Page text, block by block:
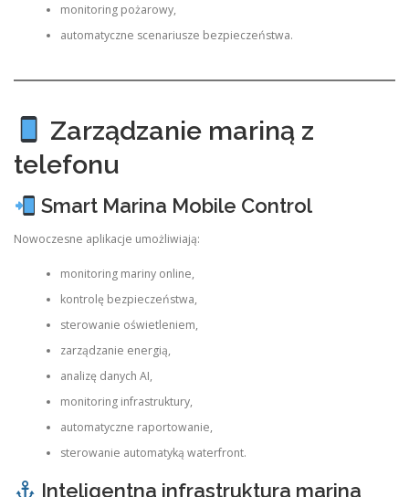
monitoring pożarowy,
automatyczne scenariusze bezpieczeństwa.
Zarządzanie mariną z
telefonu
Smart Marina Mobile Control
Nowoczesne aplikacje umożliwiają:
monitoring mariny online,
kontrolę bezpieczeństwa,
sterowanie oświetleniem,
zarządzanie energią,
analizę danych AI,
monitoring infrastruktury,
automatyczne raportowanie,
sterowanie automatyką waterfront.
Inteligentna infrastruktura marina